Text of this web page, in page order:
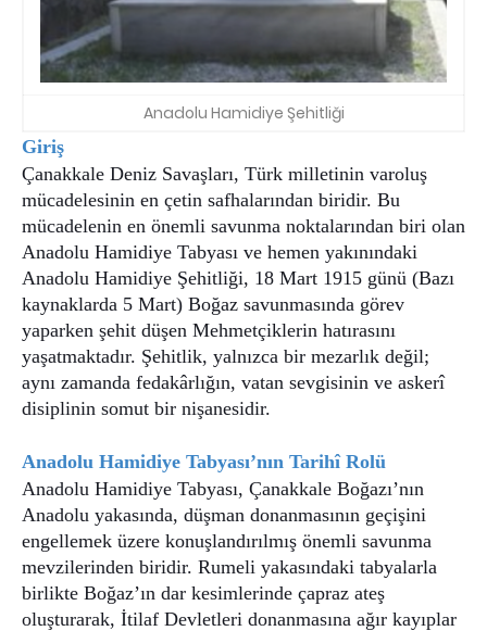
Anadolu Hamidiye Şehitliği
Giriş
Çanakkale Deniz Savaşları, Türk milletinin varoluş
mücadelesinin en çetin safhalarından biridir. Bu
mücadelenin en önemli savunma noktalarından biri olan
Anadolu Hamidiye Tabyası ve hemen yakınındaki
Anadolu Hamidiye Şehitliği, 18 Mart 1915 günü (Bazı
kaynaklarda 5 Mart) Boğaz savunmasında görev
yaparken şehit düşen Mehmetçiklerin hatırasını
yaşatmaktadır. Şehitlik, yalnızca bir mezarlık değil;
aynı zamanda fedakârlığın, vatan sevgisinin ve askerî
disiplinin somut bir nişanesidir.
Anadolu Hamidiye Tabyası’nın Tarihî Rolü
Anadolu Hamidiye Tabyası, Çanakkale Boğazı’nın
Anadolu yakasında, düşman donanmasının geçişini
engellemek üzere konuşlandırılmış önemli savunma
mevzilerinden biridir. Rumeli yakasındaki tabyalarla
birlikte Boğaz’ın dar kesimlerinde çapraz ateş
oluşturarak, İtilaf Devletleri donanmasına ağır kayıplar